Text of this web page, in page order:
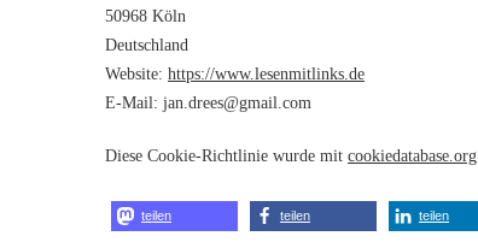
50968 Köln
Deutschland
Website: https://www.lesenmitlinks.de
E-Mail: jan.drees@gmail.com
Diese Cookie-Richtlinie wurde mit cookiedatabase.org
teilen teilen teilen